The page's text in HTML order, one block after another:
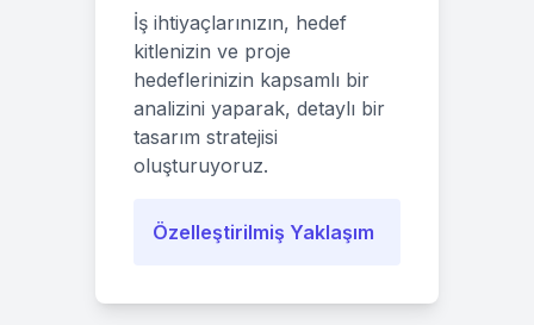
İş ihtiyaçlarınızın, hedef
kitlenizin ve proje
hedeflerinizin kapsamlı bir
analizini yaparak, detaylı bir
tasarım stratejisi
oluşturuyoruz.
Özelleştirilmiş Yaklaşım